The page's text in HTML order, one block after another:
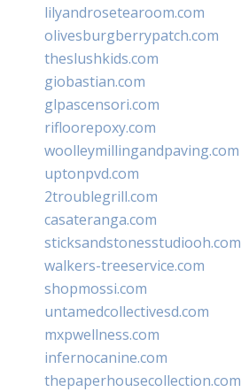
lilyandrosetearoom.com
olivesburgberrypatch.com
theslushkids.com
giobastian.com
glpascensori.com
rifloorepoxy.com
woolleymillingandpaving.com
uptonpvd.com
2troublegrill.com
casateranga.com
sticksandstonesstudiooh.com
walkers-treeservice.com
shopmossi.com
untamedcollectivesd.com
mxpwellness.com
infernocanine.com
thepaperhousecollection.com